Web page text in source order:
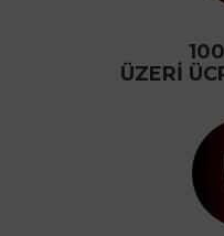
ÜZERİ